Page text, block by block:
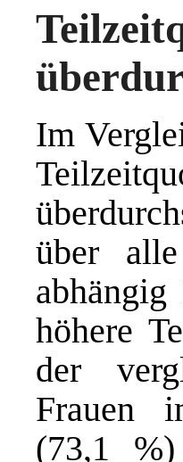
Im
über
höhere
der
Frauen
(73,1 %)